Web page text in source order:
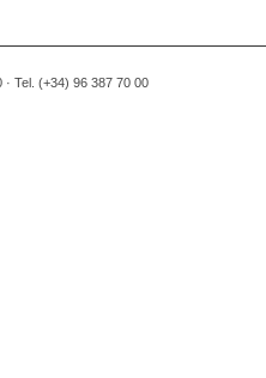
Tel. (+34) 96 387 70 00